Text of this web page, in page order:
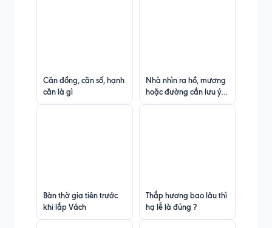
Căn đồng, căn số, hạnh
căn là gì
Nhà nhìn ra hồ, mương
hoặc đường cần lưu ý
gì ?
Bàn thờ gia tiên trước
khi lắp Vách
Thắp hương bao lâu thì
hạ lễ là đúng ?